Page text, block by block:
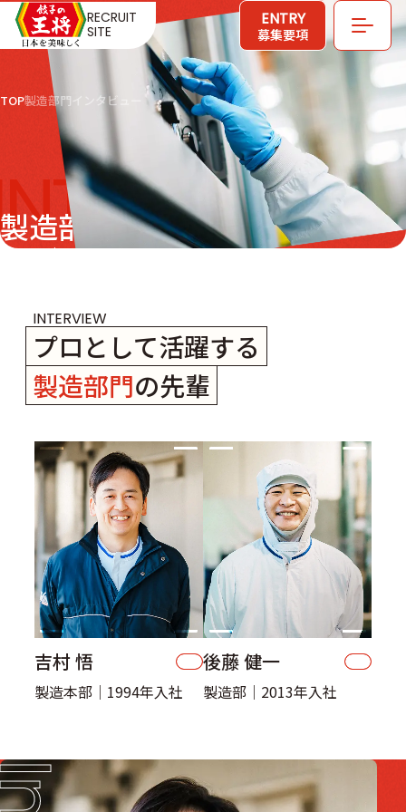
RECRUIT
SITE
募集要項
ENTRY
製造部門インタビュー
Interview
TOP製造部門インタビュー
INTERVIEW
プロとして活躍する
製造部門の先輩
吉村 悟
製造本部｜1994年入社
後藤 健一
製造部｜2013年入社